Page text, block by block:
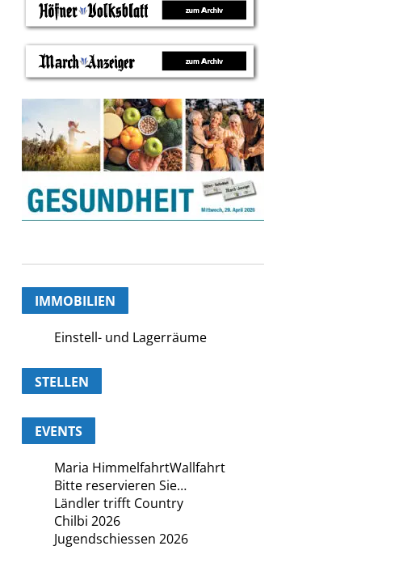
IMMOBILIEN
Einstell- und Lagerräume
STELLEN
EVENTS
Maria HimmelfahrtWallfahrt
Bitte reservieren Sie…
Ländler trifft Country
Chilbi 2026
Jugendschiessen 2026